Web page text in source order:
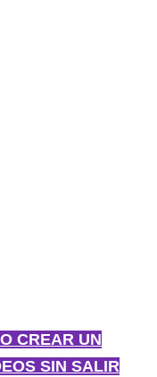
CREAR UN
SIN SALIR